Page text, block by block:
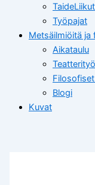
Työpajat
Metsäilmiöitä ja
Aikataulu
Blogi
Kuvat